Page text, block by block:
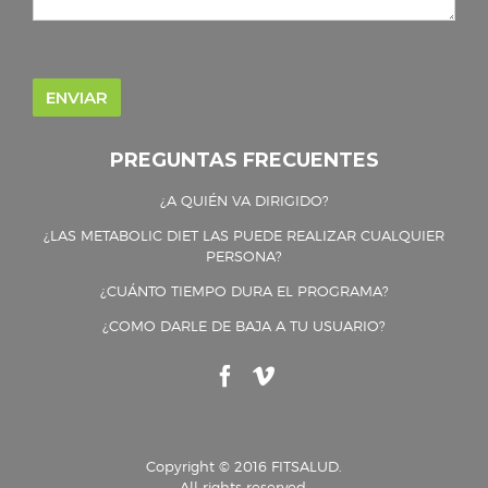
PREGUNTAS FRECUENTES
¿A QUIÉN VA DIRIGIDO?
¿LAS METABOLIC DIET LAS PUEDE REALIZAR CUALQUIER
PERSONA?
¿CUÁNTO TIEMPO DURA EL PROGRAMA?
¿COMO DARLE DE BAJA A TU USUARIO?
Copyright © 2016 FITSALUD.